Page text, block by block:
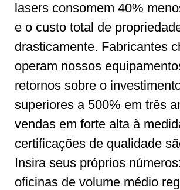
lasers consomem 40%
e o custo total de
drasticamente. Fabricantes
operam nossos
retornos sobre o
superiores a 500% em três
vendas em forte alta à
certificações de qualidade
Insira seus próprios
oficinas de volume médio